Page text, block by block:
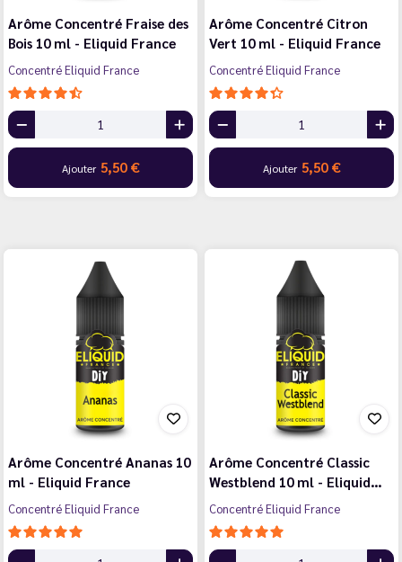
Arôme Concentré Fraise des
Bois 10 ml - Eliquid France
Concentré Eliquid France
Ajouter 5,50 €
Arôme Concentré Citron
Vert 10 ml - Eliquid France
Concentré Eliquid France
Ajouter 5,50 €
Arôme Concentré Ananas 10
ml - Eliquid France
Concentré Eliquid France
Arôme Concentré Classic
Westblend 10 ml - Eliquid…
Concentré Eliquid France